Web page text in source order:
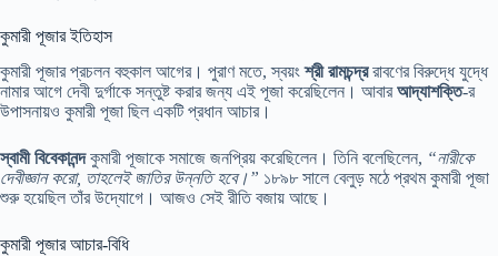
কুমারী পূজার ইতিহাস
কুমারী পূজার প্রচলন বহুকাল আগের। পুরাণ মতে, স্বয়ংশ্রী রামচন্দ্ররাবণের বিরুদ্ধে যুদ্ধে
নামার আগে দেবী দুর্গাকে সন্তুষ্ট করার জন্য এই পূজা করেছিলেন। আবারআদ্যাশক্তি-র
উপাসনায়ও কুমারী পূজা ছিল একটি প্রধান আচার।
স্বামী বিবেকানন্দকুমারী পূজাকে সমাজে জনপ্রিয় করেছিলেন। তিনি বলেছিলেন, “নারীকে
দেবীজ্ঞান করো, তাহলেই জাতির উন্নতি হবে।” ১৮৯৮ সালে বেলুড় মঠে প্রথম কুমারী পূজা
শুরু হয়েছিল তাঁর উদ্যোগে। আজও সেই রীতি বজায় আছে।
কুমারী পূজার আচার-বিধি